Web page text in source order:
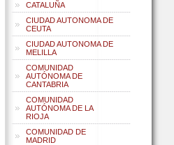
CATALUÑA
CIUDAD AUTONOMA DE
CEUTA
CIUDAD AUTONOMA DE
MELILLA
COMUNIDAD
AUTÓNOMA DE
CANTABRIA
COMUNIDAD
AUTÓNOMA DE LA
RIOJA
COMUNIDAD DE
MADRID